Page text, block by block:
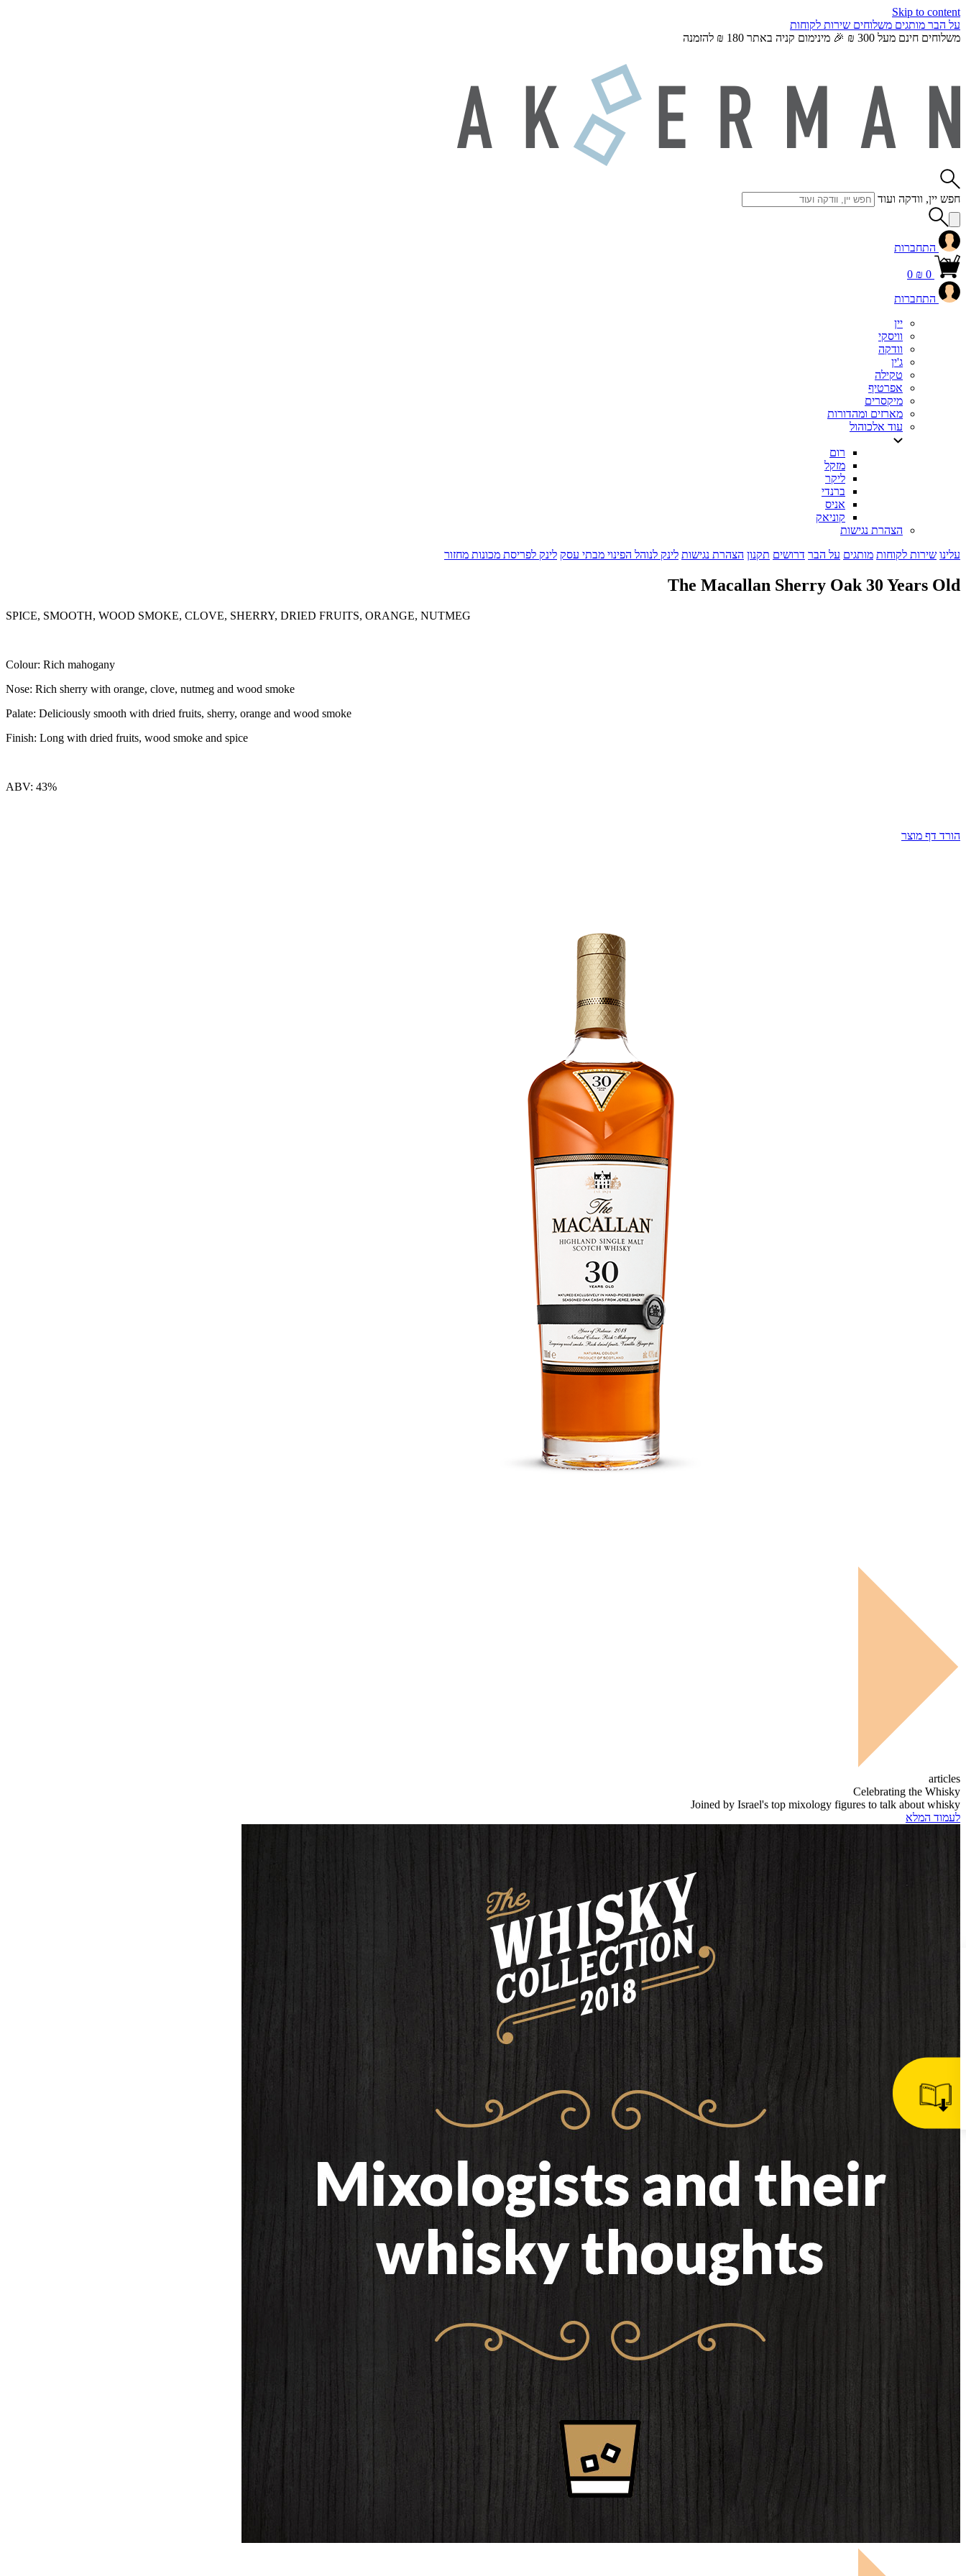
Skip to content
על הבר מותגים משלוחים שירות לקוחות
משלוחים חינם מעל 300 ₪ 🎉 מינימום קניה באתר 180 ₪ להזמנה
חפש יין, וודקה ועוד
התחברות
0
0 ₪
התחברות
יין
וויסקי
וודקה
ג'ין
טקילה
אפרטיף
מיקסרים
מארזים ומהדורות
עוד אלכוהול
רום
מזקל
ליקר
ברנדי
אניס
קוניאק
הצהרת נגישות
עלינו שירות לקוחות מותגים על הבר דרושים תקנון הצהרת נגישות לינק לנוהל הפינוי מבתי עסק לינק לפריסת מכונות מחזור
The Macallan Sherry Oak 30 Years Old
SPICE, SMOOTH, WOOD SMOKE, CLOVE, SHERRY, DRIED FRUITS, ORANGE, NUTMEG
Colour: Rich mahogany
Nose: Rich sherry with orange, clove, nutmeg and wood smoke
Palate: Deliciously smooth with dried fruits, sherry, orange and wood smoke
Finish: Long with dried fruits, wood smoke and spice
ABV: 43%
הורד דף מוצר
articles
Celebrating the Whisky
Joined by Israel's top mixology figures to talk about whisky
לעמוד המלא